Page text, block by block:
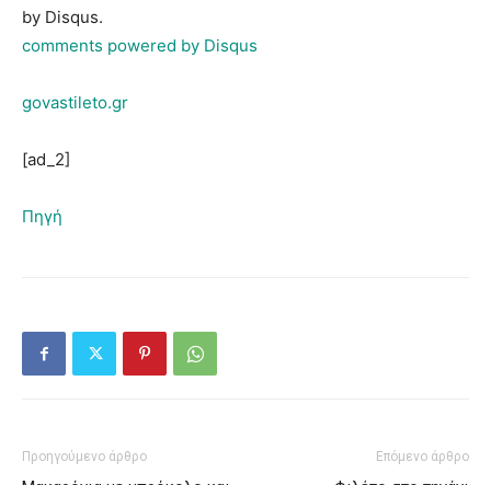
by Disqus.
comments powered by Disqus
govastileto.gr
[ad_2]
Πηγή
Προηγούμενο άρθρο Επόμενο άρθρο